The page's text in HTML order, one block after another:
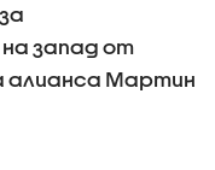
запад от
алианса Мартин